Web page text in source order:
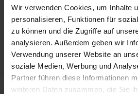
Wir verwenden Cookies, um Inhalte
personalisieren, Funktionen für
zu können und die Zugriffe auf
analysieren. Außerdem geben wir
Verwendung unserer Website an
soziale Medien, Werbung und
Partner führen diese Informationen
weiteren Daten zusammen, die Sie
Add to Cart
Add to Wish List
Delivery cost notice
Description